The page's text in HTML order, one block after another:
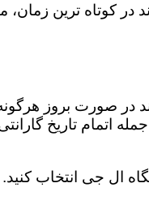
در کوتاه ترین
در صورت بروز
اتمام تاریخ
ال جی انتخاب کنید.